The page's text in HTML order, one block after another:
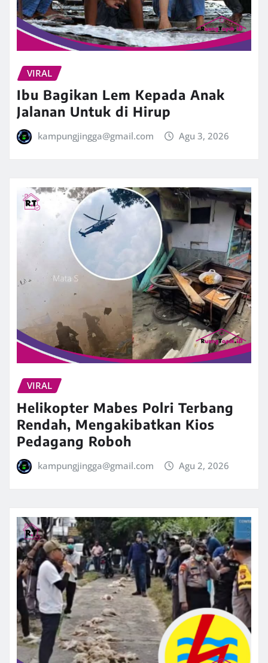
VIRAL
Ibu Bagikan Lem Kepada Anak
Jalanan Untuk di Hirup
kampungjingga@gmail.com Agu 3, 2026
VIRAL
Helikopter Mabes Polri Terbang
Rendah, Mengakibatkan Kios
Pedagang Roboh
kampungjingga@gmail.com Agu 2, 2026